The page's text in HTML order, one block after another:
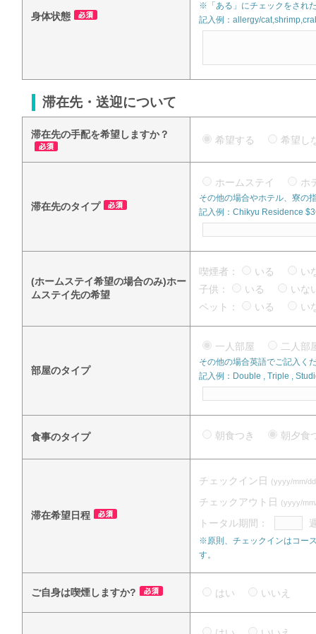
身体状態
※「ある」にチェックをされ
記入例：allergy/
滞在先・送迎について
滞在先の手配を希望しますか？ 希望する 希望
滞在先のタイプ
ホームステイ ホ
その他の場合やホテル、寮の
記入例：Chikyu Residence
(ホームステイ希望の場合のみ)ホー
ムステイ先の希望
喫煙者： いる
い
子供：
いる
い
ペット：
いる い
部屋のタイプ
一人部屋 二人
その他の場合英語でご記入く
記入例：Double , Triple ,
食事のタイプ 朝食つき 朝夕
滞在希望日程
チェックイン日 (yyyy/mm/
チェックアウト日 (yyyy/
トータル期間：
※原則、チェックインはコー
す。
ご自身は喫煙しますか? はい いいえ